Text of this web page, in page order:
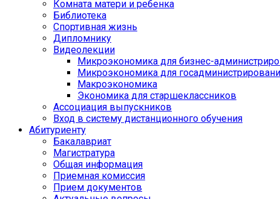
Комната матери и ребенка
Библиотека
Спортивная жизнь
Дипломнику
Видеолекции
Микроэкономика для бизнес-
Микроэкономика для
Макроэкономика
Экономика для старшеклассников
Ассоциация выпускников
Вход в систему дистанционного обучения
Абитуриенту
Бакалавриат
Магистратура
Общая информация
Приемная комиссия
Прием документов